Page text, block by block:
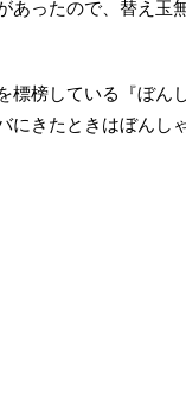
あったので、替え玉
榜している『ぼん
にきたときはぼんし